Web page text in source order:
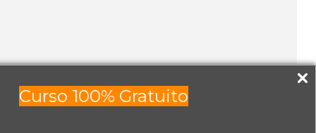
Curso 100% Gratuito